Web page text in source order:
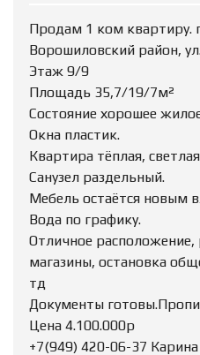
Продам 1 ком квартиру.
Ворошиловский район,
Этаж 9/9
Площадь 35,7/19/7м²
Состояние хорошее
Окна пластик.
Квартира тёплая,
Санузел раздельный.
Мебель остаётся новым
Вода по графику.
Отличное
магазины, остановка
тд
Документы
Цена 4.100.000р
+7(949) 420-06-37